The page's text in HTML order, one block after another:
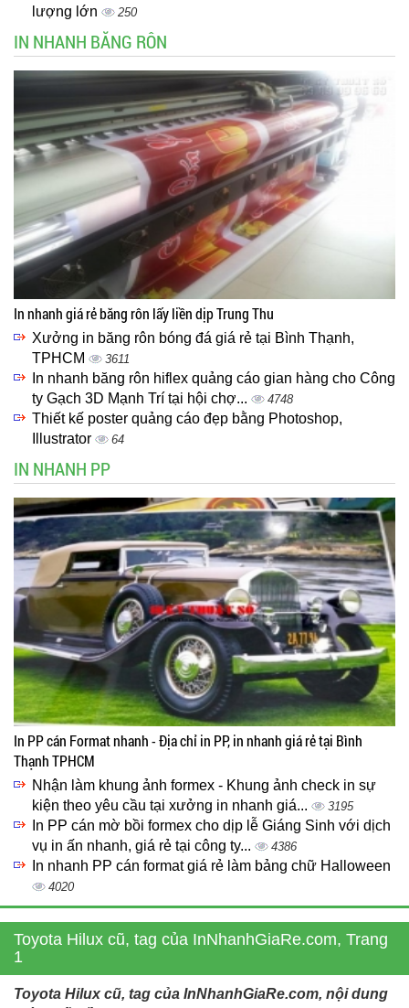
lượng lớn 250
IN NHANH BĂNG RÔN
In nhanh giá rẻ băng rôn lấy liền dịp Trung Thu
Xưởng in băng rôn bóng đá giá rẻ tại Bình Thạnh,
TPHCM
3611
In nhanh băng rôn hiflex quảng cáo gian hàng cho Công
ty Gạch 3D Mạnh Trí tại hội chợ...
4748
Thiết kế poster quảng cáo đẹp bằng Photoshop,
Illustrator
64
IN NHANH PP
In PP cán Format nhanh - Địa chỉ in PP, in nhanh giá rẻ tại Bình
Thạnh TPHCM
Nhận làm khung ảnh formex - Khung ảnh check in sự
kiện theo yêu cầu tại xưởng in nhanh giá...
3195
In PP cán mờ bồi formex cho dịp lễ Giáng Sinh với dịch
vụ in ấn nhanh, giá rẻ tại công ty...
4386
In nhanh PP cán format giá rẻ làm bảng chữ Halloween
4020
Toyota Hilux cũ, tag của InNhanhGiaRe.com, Trang
1
Toyota Hilux cũ, tag của InNhanhGiaRe.com, nội dung